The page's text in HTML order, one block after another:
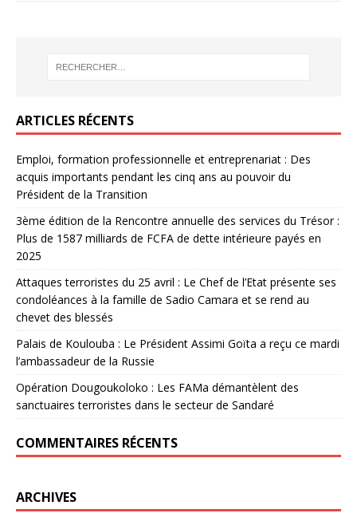
ARTICLES RÉCENTS
Emploi, formation professionnelle et entreprenariat : Des
acquis importants pendant les cinq ans au pouvoir du
Président de la Transition
3ème édition de la Rencontre annuelle des services du Trésor :
Plus de 1587 milliards de FCFA de dette intérieure payés en
2025
Attaques terroristes du 25 avril : Le Chef de l’Etat présente ses
condoléances à la famille de Sadio Camara et se rend au
chevet des blessés
Palais de Koulouba : Le Président Assimi Goïta a reçu ce mardi
l’ambassadeur de la Russie
Opération Dougoukoloko : Les FAMa démantèlent des
sanctuaires terroristes dans le secteur de Sandaré
COMMENTAIRES RÉCENTS
ARCHIVES